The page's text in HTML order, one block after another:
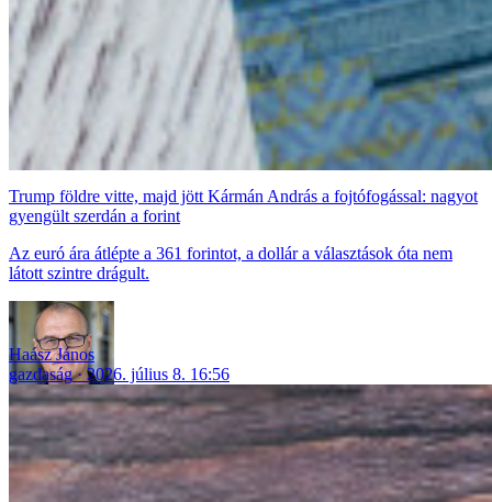
Trump földre vitte, majd jött Kármán András a fojtófogással: nagyot
gyengült szerdán a forint
Az euró ára átlépte a 361 forintot, a dollár a választások óta nem
látott szintre drágult.
Haász János
gazdaság
2026. július 8. 16:56